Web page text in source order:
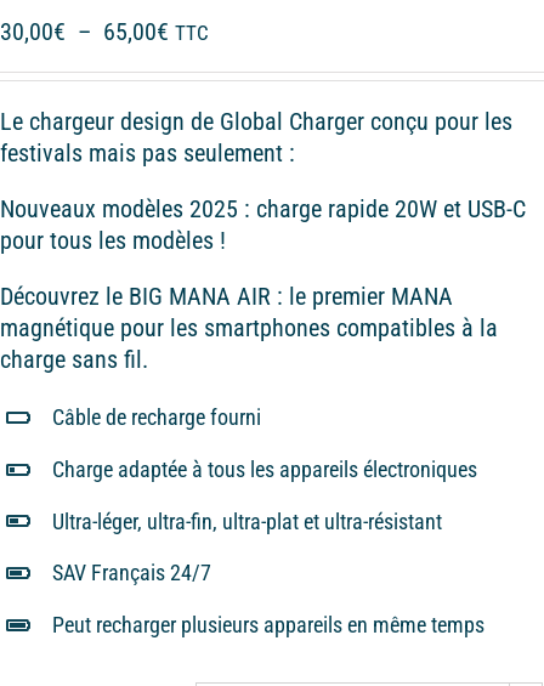
30,00€ – 65,00€ Plage
30,00€
à
TTC
Le chargeur design de Global Charger conçu pour les
festivals mais pas seulement :
Nouveaux modèles 2025 : charge rapide 20W et USB-C
pour tous les modèles !
Découvrez le BIG MANA AIR : le premier MANA
magnétique pour les smartphones compatibles à la
charge sans fil.
Câble de recharge fourni
Charge adaptée à tous les appareils électroniques
Ultra-léger, ultra-fin, ultra-plat et ultra-résistant
SAV Français 24/7
Peut recharger plusieurs appareils en même temps